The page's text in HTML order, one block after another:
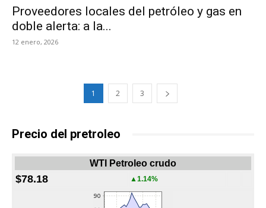
Proveedores locales del petróleo y gas en
doble alerta: a la...
12 enero, 2026
1 2 3
Precio del pretroleo
WTI Petroleo crudo
$78.18 ▲1.14%